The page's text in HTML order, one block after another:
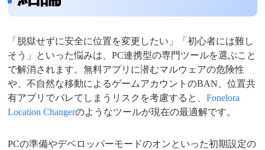
「脱獄せずに安全に位置を変更したい」「初心者には難し
そう」といった悩みは、PC連携型の専門ツールを選ぶこと
で解消されます。無料アプリに潜むマルウェアの危険性
や、不自然な移動によるゲームアカウントのBAN、位置共
有アプリでバレてしまうリスクを考慮すると、Fonelora
Location Changerのようなツールが現在の最適解です。
PCの準備やデベロッパーモードのオンといった初期設定の